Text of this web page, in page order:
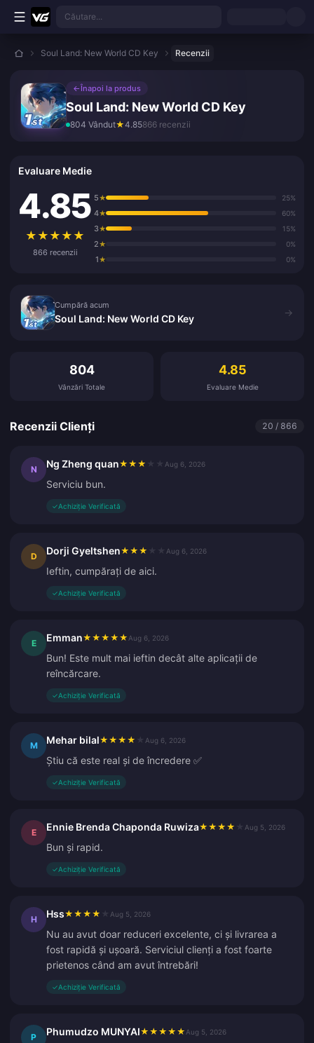
Treci la conținutul principal
Căutare...
Soul Land: New World CD Key Recenzii
← Înapoi la produs
Soul Land: New World CD Key
804 Vândut★4.85866 recenzii
Evaluare Medie
4.85
★ ★ ★ ★ ★
866 recenzii
5★ 25%
4★ 60%
3★ 15%
2★ 0%
1★ 0%
Cumpără acum
Soul Land: New World CD Key
→
804
Vânzări Totale
4.85
Evaluare Medie
Recenzii Clienți 20 / 866
N Ng Zheng quan★ ★ ★ Aug 6, 2026
Serviciu bun.
✓Achiziție Verificată
D Dorji Gyeltshen★ ★ ★ Aug 6, 2026
Ieftin, cumpărați de aici.
✓Achiziție Verificată
E Emman★ ★ ★ ★ ★ Aug 6, 2026
Bun! Este mult mai ieftin decât alte aplicații de
reîncărcare.
✓Achiziție Verificată
M Mehar bilal★ ★ ★ ★ Aug 6, 2026
Știu că este real și de încredere ✅
✓Achiziție Verificată
E Ennie Brenda Chaponda Ruwiza★ ★ ★ ★ Aug 5, 2026
Bun și rapid.
✓Achiziție Verificată
H Hss★ ★ ★ ★ Aug 5, 2026
Nu au avut doar reduceri excelente, ci și livrarea a
fost rapidă și ușoară. Serviciul clienți a fost foarte
prietenos când am avut întrebări!
✓Achiziție Verificată
P Phumudzo MUNYAI★ ★ ★ ★ ★ Aug 5, 2026